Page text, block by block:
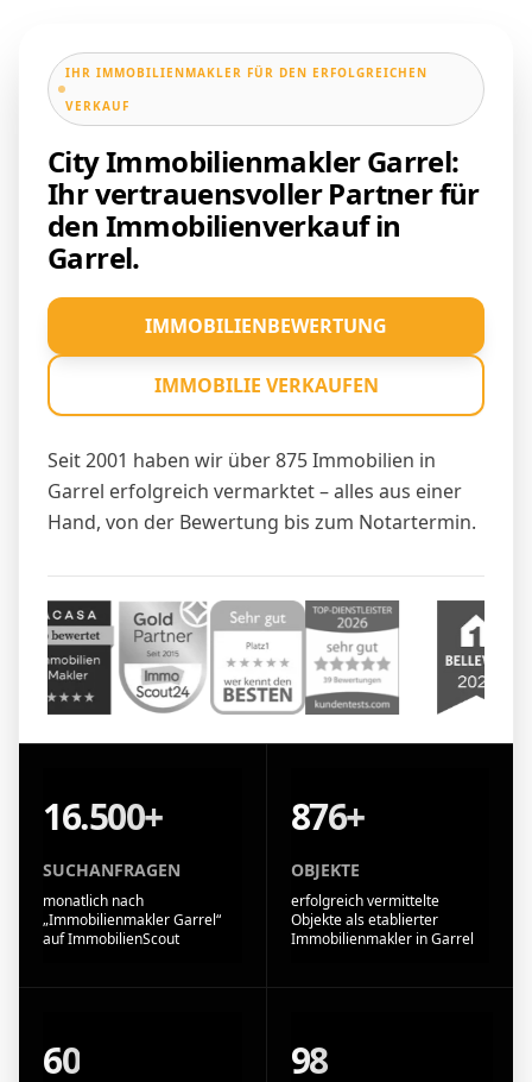
IHR IMMOBILIENMAKLER FÜR DEN ERFOLGREICHEN
VERKAUF
City Immobilienmakler Garrel:
Ihr vertrauensvoller Partner für
den Immobilienverkauf in
Garrel.
Seit 2001 haben wir über 875 Immobilien in
Garrel erfolgreich vermarktet – alles aus einer
Hand, von der Bewertung bis zum Notartermin.
IMMOBILIENBEWERTUNG
IMMOBILIE VERKAUFEN
16.500+
SUCHANFRAGEN
monatlich nach
„Immobilienmakler Garrel“
auf ImmobilienScout
876+
OBJEKTE
erfolgreich vermittelte
Objekte als etablierter
Immobilienmakler in Garrel
60 98